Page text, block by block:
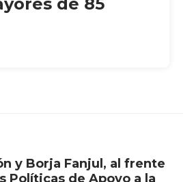
de 85
y Borja Fanjul, al frente
Políticas de Apoyo a la